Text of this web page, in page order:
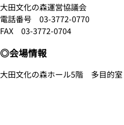
大田文化の森運営協議会
電話番号 03-3772-0770
FAX 03-3772-0704
◎会場情報
大田文化の森ホール5階 多目的室